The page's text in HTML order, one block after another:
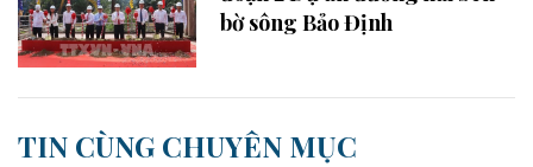
bờ sông Bảo Định
TIN CÙNG CHUYÊN MỤC